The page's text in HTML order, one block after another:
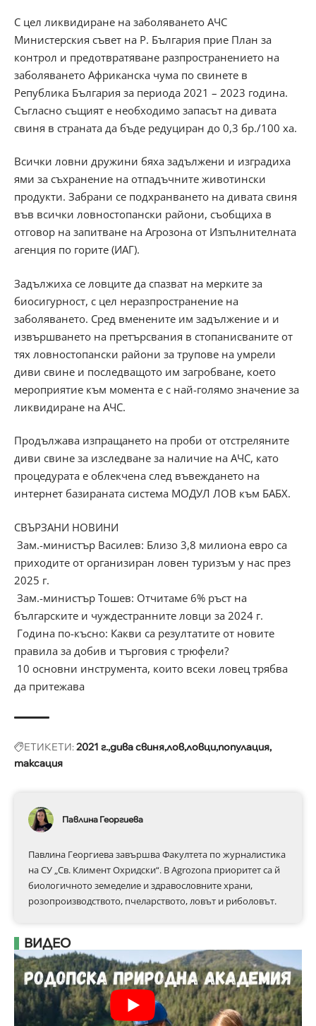
С цел ликвидиране на заболяването АЧС
Министерския съвет на Р. България прие План за
контрол и предотвратяване разпространението на
заболяването Африканска чума по свинете в
Република България за периода 2021 – 2023 година.
Съгласно същият е необходимо запасът на дивата
свиня в страната да бъде редуциран до 0,3 бр./100 ха.
Всички ловни дружини бяха задължени и изградиха
ями за съхранение на отпадъчните животински
продукти. Забрани се подхранването на дивата свиня
във всички ловностопански райони, съобщиха в
отговор на запитване на Агрозона от Изпълнителната
агенция по горите (ИАГ).
Задължиха се ловците да спазват на мерките за
биосигурност, с цел неразпространение на
заболяването. Сред вменените им задължение и и
извършването на претърсвания в стопанисваните от
тях ловностопански райони за трупове на умрели
диви свине и последващото им загробване, което
мероприятие към момента е с най-голямо значение за
ликвидиране на АЧС.
Продължава изпращането на проби от отстреляните
диви свине за изследване за наличие на АЧС, като
процедурата е облекчена след въвеждането на
интернет базираната система МОДУЛ ЛОВ към БАБХ.
СВЪРЗАНИ НОВИНИ
Зам.-министър Василев: Близо 3,8 милиона евро са
приходите от организиран ловен туризъм у нас през
2025 г.
Зам.-министър Тошев: Отчитаме 6% ръст на
българските и чуждестранните ловци за 2024 г.
Година по-късно: Какви са резултатите от новите
правила за добив и търговия с трюфели?
10 основни инструмента, които всеки ловец трябва
да притежава
ЕТИКЕТИ:2021 г.дива свиняловловци популация
таксация
Павлина Георгиева
Павлина Георгиева завършва Факултета по журналистика
на СУ „Св. Климент Охридски“. В Аgrozona приоритет са й
биологичното земеделие и здравословните храни,
розопроизводството, пчеларството, ловът и риболовът.
ВИДЕО